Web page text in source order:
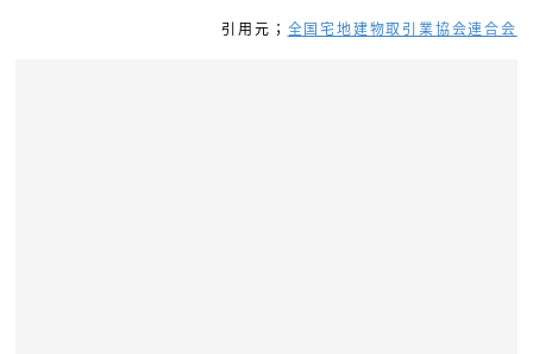
引用元； 全国宅地建物取引業協会連合会